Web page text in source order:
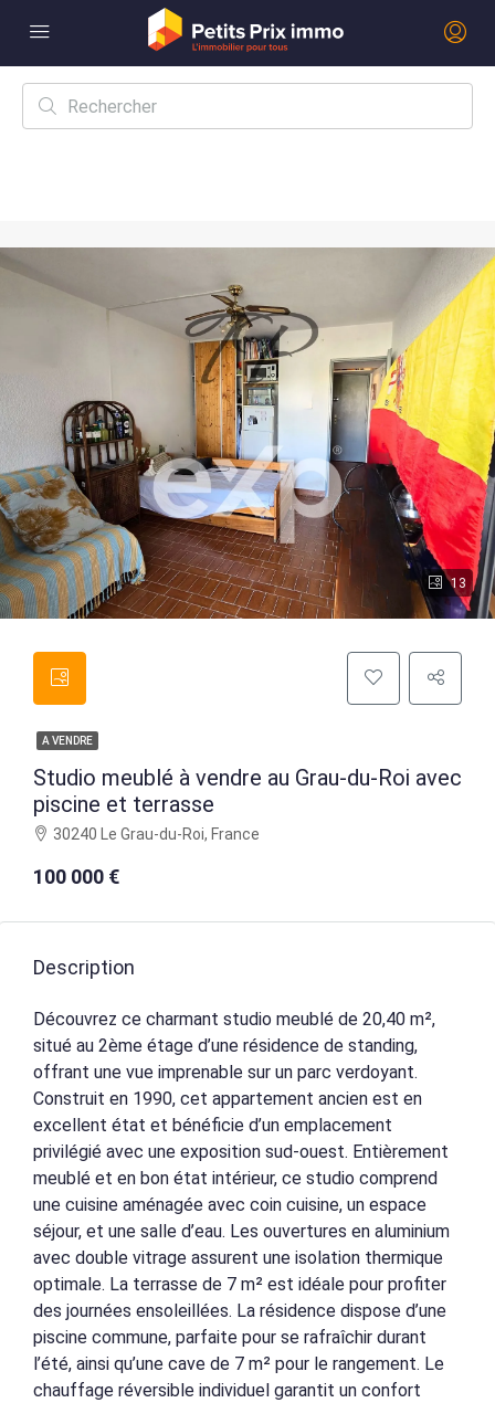
13
A VENDRE
Studio meublé à vendre au Grau-du-Roi avec
piscine et terrasse
30240 Le Grau-du-Roi, France
100 000 €
Description
Découvrez ce charmant studio meublé de 20,40 m²,
situé au 2ème étage d’une résidence de standing,
offrant une vue imprenable sur un parc verdoyant.
Construit en 1990, cet appartement ancien est en
excellent état et bénéficie d’un emplacement
privilégié avec une exposition sud-ouest. Entièrement
meublé et en bon état intérieur, ce studio comprend
une cuisine aménagée avec coin cuisine, un espace
séjour, et une salle d’eau. Les ouvertures en aluminium
avec double vitrage assurent une isolation thermique
optimale. La terrasse de 7 m² est idéale pour profiter
des journées ensoleillées. La résidence dispose d’une
piscine commune, parfaite pour se rafraîchir durant
l’été, ainsi qu’une cave de 7 m² pour le rangement. Le
chauffage réversible individuel garantit un confort